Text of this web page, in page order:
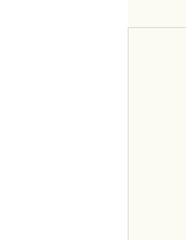
大河
青木